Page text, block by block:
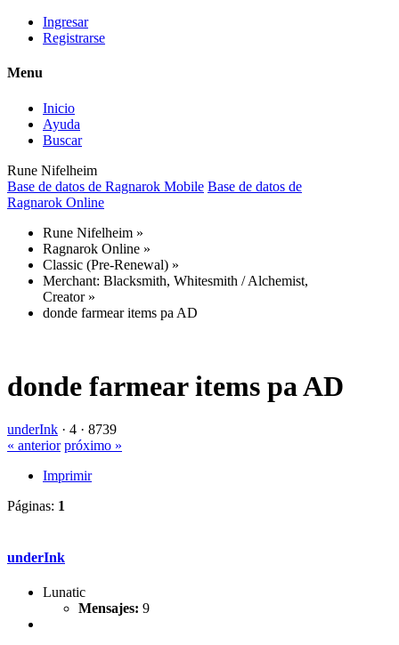
Ingresar
Registrarse
Menu
Inicio
Ayuda
Buscar
Rune Nifelheim
Base de datos de Ragnarok Mobile Base de datos de
Ragnarok Online
Rune Nifelheim »
Ragnarok Online »
Classic (Pre-Renewal) »
Merchant: Blacksmith, Whitesmith / Alchemist,
Creator»
donde farmear items pa AD
donde farmear items pa AD
underInk · 4 · 8739
« anterior próximo »
Imprimir
Páginas: 1
underInk
Lunatic
Mensajes: 9